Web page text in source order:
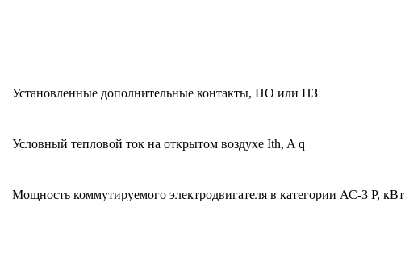
Установленные дополнительные контакты, НО или НЗ
Условный тепловой ток на открытом воздухе Ith, A q
Мощность коммутируемого электродвигателя в категории АС-3 Р, кВт